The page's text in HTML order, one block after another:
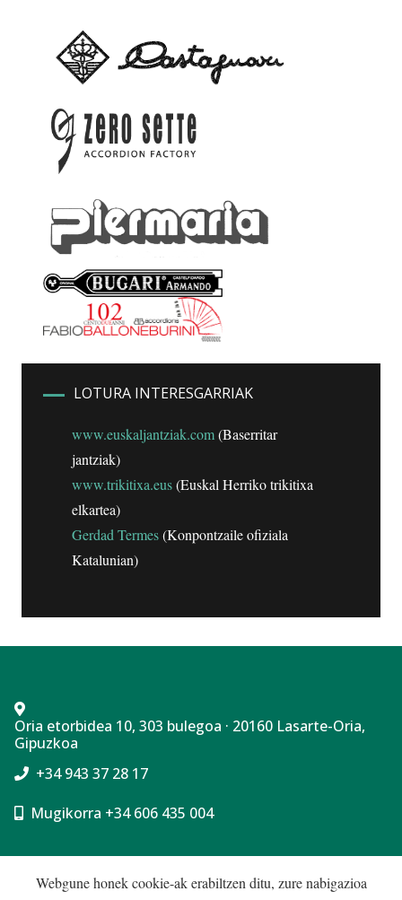
LOTURA INTERESGARRIAK
www.euskaljantziak.com(Baserritar
jantziak)
www.trikitixa.eus(Euskal Herriko trikitixa
elkartea)
Gerdad Termes(Konpontzaile ofiziala
Katalunian)
Oria etorbidea 10, 303 bulegoa · 20160 Lasarte-Oria,
Gipuzkoa
+34 943 37 28 17
Mugikorra +34 606 435 004
Cookie politika
Webgune honek cookie-ak erabiltzen ditu, zure nabigazioa